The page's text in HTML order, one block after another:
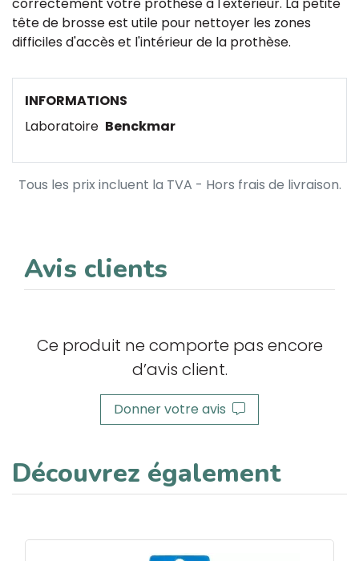
tête de brosse est utile pour nettoyer les zones
difficiles d'accès et l'intérieur de la prothèse.
INFORMATIONS
Laboratoire Benckmar
Tous les prix incluent la TVA - Hors frais de livraison.
Avis clients
Ce produit ne comporte pas encore
d’avis client.
Donner votre avis
Découvrez également